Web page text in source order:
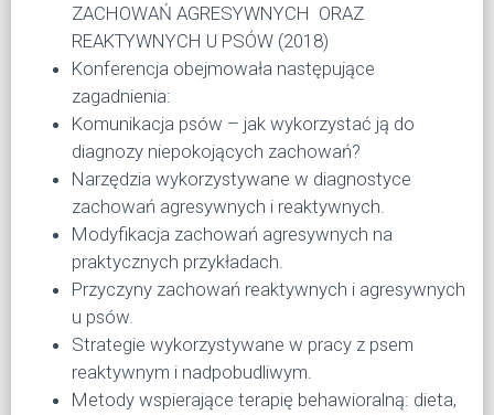
ZACHOWAŃ AGRESYWNYCH ORAZ
REAKTYWNYCH U PSÓW (2018)
Konferencja obejmowała następujące
zagadnienia:
Komunikacja psów – jak wykorzystać ją do
diagnozy niepokojących zachowań?
Narzędzia wykorzystywane w diagnostyce
zachowań agresywnych i reaktywnych.
Modyfikacja zachowań agresywnych na
praktycznych przykładach.
Przyczyny zachowań reaktywnych i agresywnych
u psów.
Strategie wykorzystywane w pracy z psem
reaktywnym i nadpobudliwym.
Metody wspierające terapię behawioralną: dieta,